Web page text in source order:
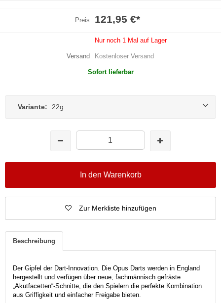
Preis 121,95 €*
Nur noch 1 Mal auf Lager
Versand Kostenloser Versand
Sofort lieferbar
Variante: 22g
In den Warenkorb
Zur Merkliste hinzufügen
Beschreibung
Der Gipfel der Dart-Innovation. Die Opus Darts werden in England
hergestellt und verfügen über neue, fachmännisch gefräste
„Akutfacetten“-Schnitte, die den Spielern die perfekte Kombination
aus Griffigkeit und einfacher Freigabe bieten.